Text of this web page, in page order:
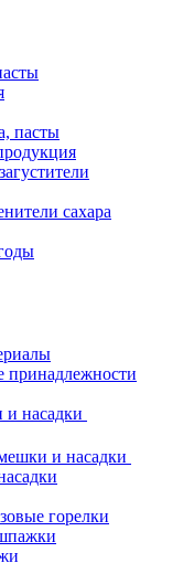
пасты
сахара
принадлежности
насадки
и насадки
горелки